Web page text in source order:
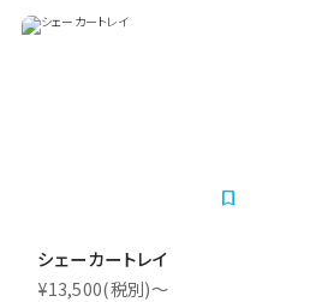
bookmark_border
シェーカートレイ
¥13,500(税別)〜